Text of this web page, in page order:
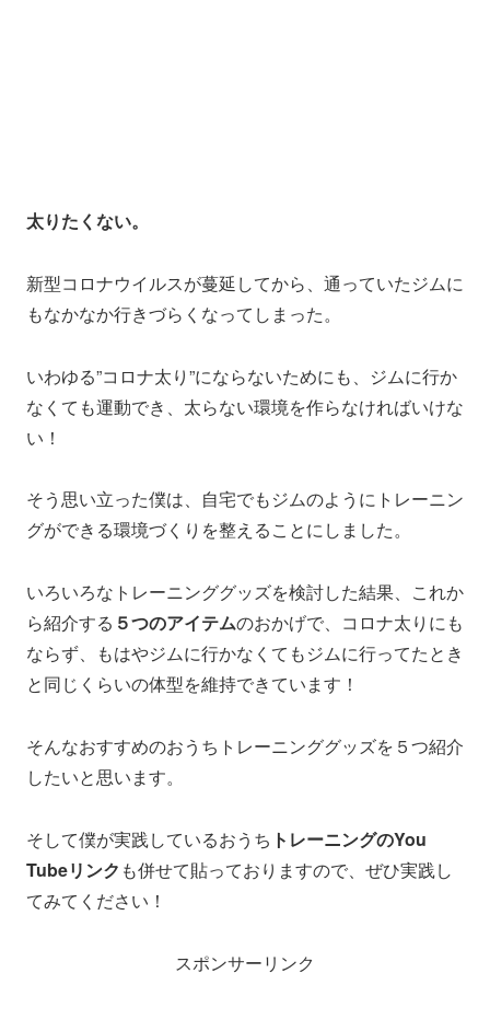
太りたくない。
新型コロナウイルスが蔓延してから、通っていたジムに
もなかなか行きづらくなってしまった。
いわゆる”コロナ太り”にならないためにも、ジムに行か
なくても運動でき、太らない環境を作らなければいけな
い！
そう思い立った僕は、自宅でもジムのようにトレーニン
グができる環境づくりを整えることにしました。
いろいろなトレーニンググッズを検討した結果、これか
ら紹介する ５つのアイテムのおかげで、コロナ太りにも
ならず、もはやジムに行かなくてもジムに行ってたとき
と同じくらいの体型を維持できています！
そんなおすすめのおうちトレーニンググッズを５つ紹介
したいと思います。
そして僕が実践しているおうち トレーニングのYou
Tubeリンク も併せて貼っておりますので、ぜひ実践し
てみてください！
スポンサーリンク